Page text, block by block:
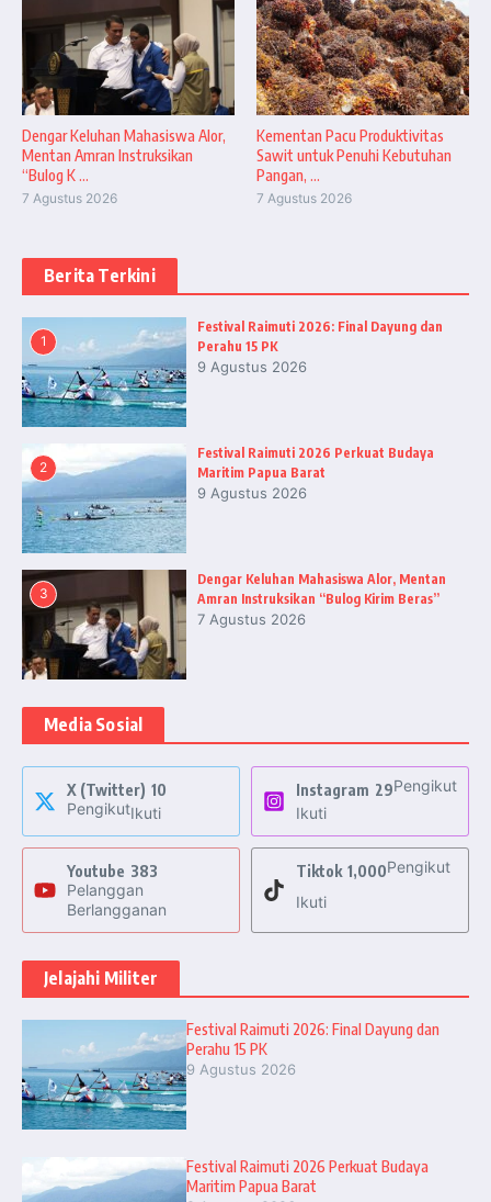
Dengar Keluhan Mahasiswa Alor,
Mentan Amran Instruksikan
“Bulog K ...
7 Agustus 2026
Kementan Pacu Produktivitas
Sawit untuk Penuhi Kebutuhan
Pangan, ...
7 Agustus 2026
Berita Terkini
1
Festival Raimuti 2026: Final Dayung dan
Perahu 15 PK
9 Agustus 2026
2
Festival Raimuti 2026 Perkuat Budaya
Maritim Papua Barat
9 Agustus 2026
3
Dengar Keluhan Mahasiswa Alor, Mentan
Amran Instruksikan “Bulog Kirim Beras”
7 Agustus 2026
Media Sosial
X (Twitter) 10
PengikutIkuti
Instagram 29Pengikut
Ikuti
Youtube 383
Pelanggan
Berlangganan
Tiktok 1,000Pengikut
Ikuti
Jelajahi Militer
Festival Raimuti 2026: Final Dayung dan
Perahu 15 PK
9 Agustus 2026
Festival Raimuti 2026 Perkuat Budaya
Maritim Papua Barat